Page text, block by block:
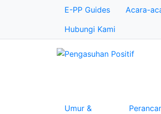
E-PP Guides Acara-
Hubungi Kami
Umur &